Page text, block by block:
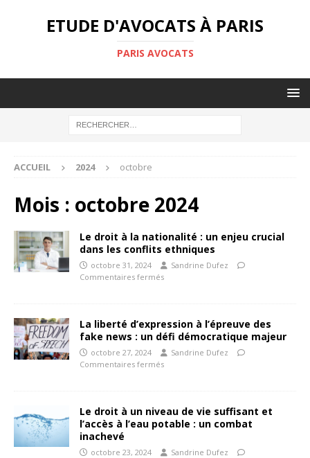
ETUDE D'AVOCATS À PARIS
PARIS AVOCATS
ACCUEIL 2024 octobre
Mois : octobre 2024
Le droit à la nationalité : un enjeu crucial
dans les conflits ethniques
octobre 31, 2024
Sandrine Dufez
Commentaires fermés
La liberté d’expression à l’épreuve des
fake news : un défi démocratique majeur
octobre 27, 2024
Sandrine Dufez
Commentaires fermés
Le droit à un niveau de vie suffisant et
l’accès à l’eau potable : un combat
inachevé
octobre 23, 2024
Sandrine Dufez